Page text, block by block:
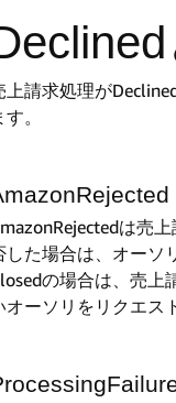
上請求処理が
。
は売
した場合は、オーソ
の場合は、売上
オーソリをリクエス